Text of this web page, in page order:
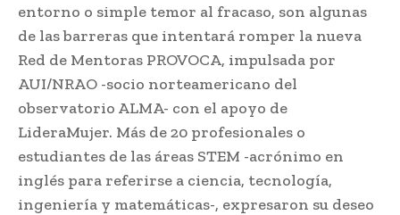
entorno o simple temor al fracaso, son algunas
de las barreras que intentará romper la nueva
Red de Mentoras PROVOCA, impulsada por
AUI/NRAO -socio norteamericano del
observatorio ALMA- con el apoyo de
LideraMujer. Más de 20 profesionales o
estudiantes de las áreas STEM -acrónimo en
inglés para referirse a ciencia, tecnología,
ingeniería y matemáticas-, expresaron su deseo